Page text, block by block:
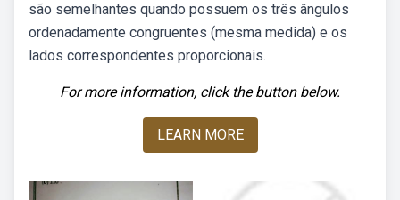
são semelhantes quando possuem os três ângulos
ordenadamente congruentes (mesma medida) e os
lados correspondentes proporcionais.
For more information, click the button below.
LEARN MORE